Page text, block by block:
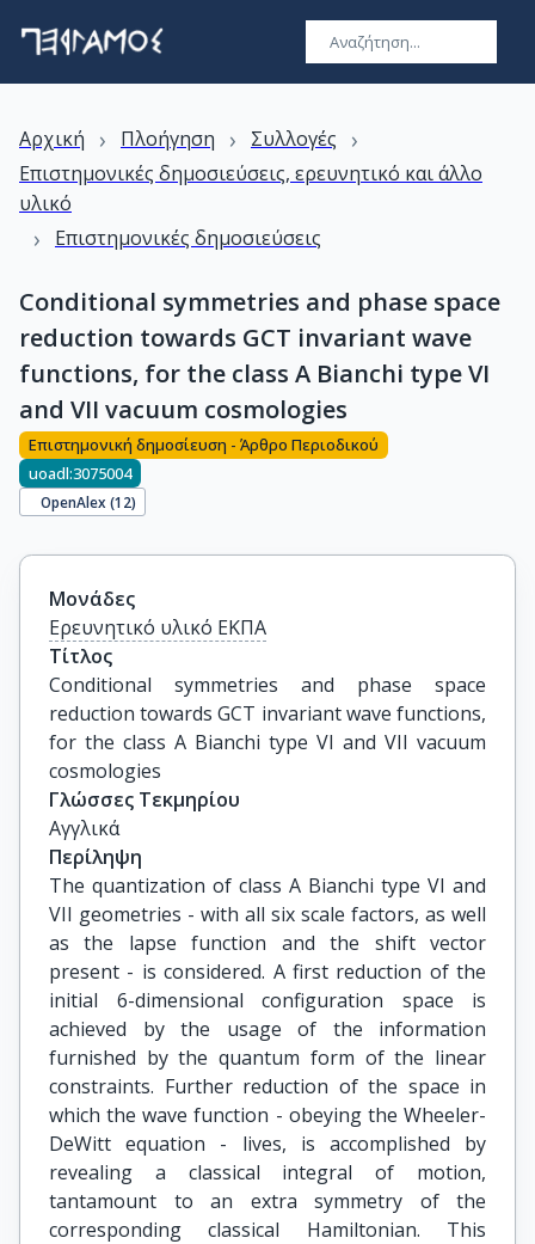
Αρχική › Πλοήγηση › Συλλογές ›
Επιστημονικές δημοσιεύσεις, ερευνητικό και άλλο
υλικό
› Επιστημονικές δημοσιεύσεις
Conditional symmetries and phase space
reduction towards GCT invariant wave
functions, for the class A Bianchi type VI
and VII vacuum cosmologies
Επιστημονική δημοσίευση - Άρθρο Περιοδικού
uoadl:3075004
OpenAlex (12)
Μονάδες
Ερευνητικό υλικό ΕΚΠΑ
Τίτλος
Conditional symmetries and phase space
reduction towards GCT invariant wave functions,
for the class A Bianchi type VI and VII vacuum
cosmologies
Γλώσσες Τεκμηρίου
Αγγλικά
Περίληψη
The quantization of class A Bianchi type VI and
VII geometries - with all six scale factors, as well
as the lapse function and the shift vector
present - is considered. A first reduction of the
initial 6-dimensional configuration space is
achieved by the usage of the information
furnished by the quantum form of the linear
constraints. Further reduction of the space in
which the wave function - obeying the Wheeler-
DeWitt equation - lives, is accomplished by
revealing a classical integral of motion,
tantamount to an extra symmetry of the
corresponding classical Hamiltonian. This